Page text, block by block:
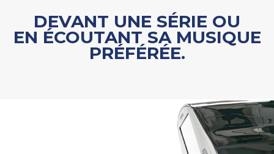
DEVANT UNE SÉRIE OU
EN ÉCOUTANT SA MUSIQUE
PRÉFÉRÉE.